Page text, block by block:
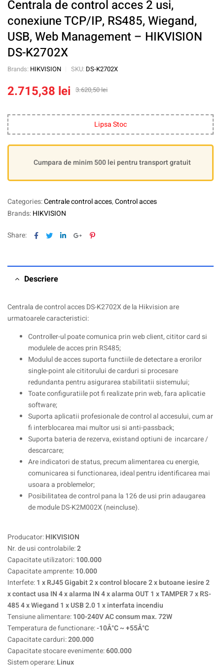
Centrala de control acces 2 usi,
conexiune TCP/IP, RS485, Wiegand,
USB, Web Management – HIKVISION
DS-K2702X
Brands: HIKVISION SKU: DS-K2702X
3.620,50lei
2.715,38 lei
Lipsa Stoc
Cumpara de minim 500 lei pentru transport gratuit
Categories:Centrale control acces,Control acces
Brands:HIKVISION
Share: Facebook
TwitterLinkedinGoogle+Pinterest
Descriere
Centrala de control acces DS-K2702X de la Hikvision are
urmatoarele caracteristici:
Controller-ul poate comunica prin web client, cititor card si
modulele de acces prin RS485;
Modulul de acces suporta functiile de detectare a erorilor
single-point ale cititorului de carduri si procesare
redundanta pentru asigurarea stabilitatii sistemului;
Toate configuratiile pot fi realizate prin web, fara aplicatie
software;
Suporta aplicatii profesionale de control al accesului, cum ar
fi interblocarea mai multor usi si anti-passback;
Suporta bateria de rezerva, existand optiuni de incarcare /
descarcare;
Are indicatori de status, precum alimentarea cu energie,
comunicarea si functionarea, ideal pentru identificarea mai
usoara a problemelor;
Posibilitatea de control pana la 126 de usi prin adaugarea
de module DS-K2M002X (neincluse).
Producator:HIKVISION
Nr. de usi controlabile:2
Capacitate utilizatori:100.000
Capacitate amprente:10.000
Interfete:1 x RJ45 Gigabit 2 x control blocare 2 x butoane iesire 2
x contact usa IN 4 x alarma IN 4 x alarma OUT 1 x TAMPER 7 x RS-
485 4 x Wiegand 1 x USB 2.0 1 x interfata incendiu
Tensiune alimentare:100-240V AC consum max. 72W
Temperatura de functionare:-10Â°C ~ +55Â°C
Capacitate carduri:200.000
Capacitate stocare evenimente:600.000
Sistem operare:Linux